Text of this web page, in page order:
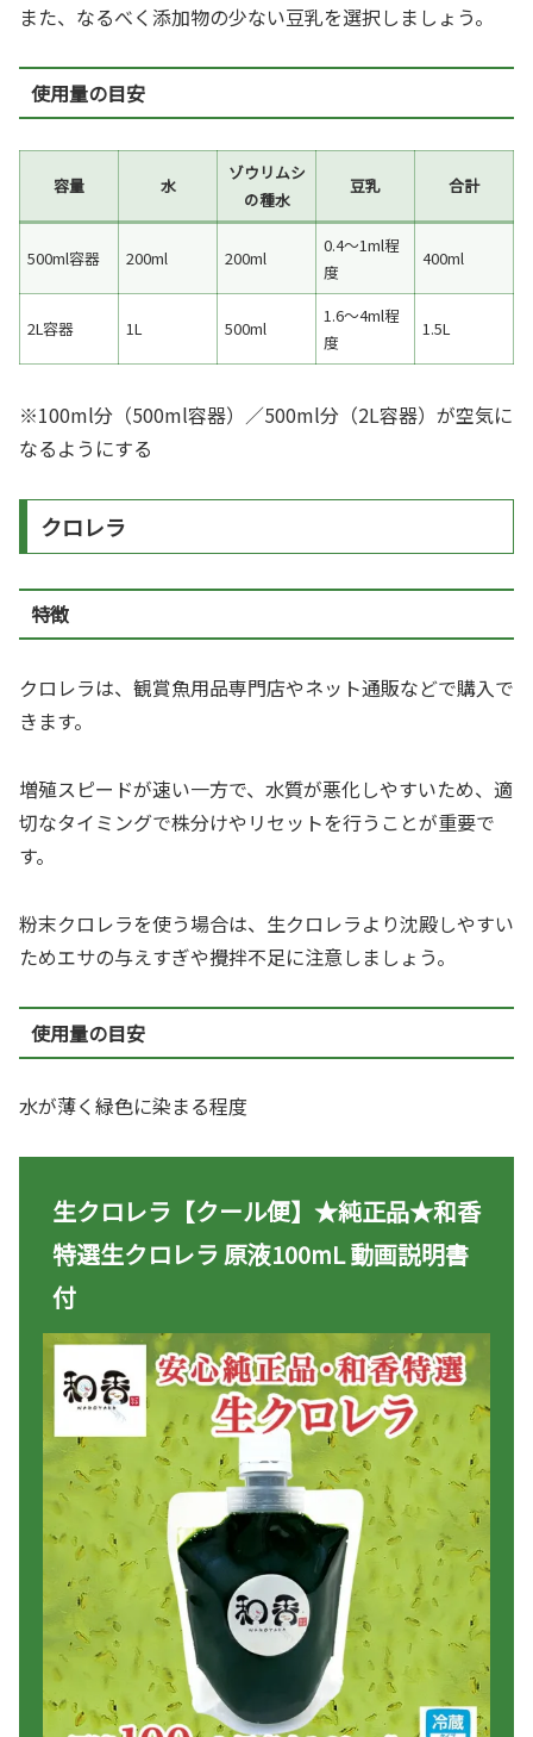
また、なるべく添加物の少ない豆乳を選択しましょう。
使用量の目安
容量 水
ゾウリムシ
の種水
豆乳 合計
500ml容器 200ml 200ml
0.4～1ml程
度
400ml
2L容器 1L 500ml
1.6～4ml程
度
1.5L
※100ml分（500ml容器）／500ml分（2L容器）が空気に
なるようにする
クロレラ
特徴
クロレラは、観賞魚用品専門店やネット通販などで購入で
きます。
増殖スピードが速い一方で、水質が悪化しやすいため、適
切なタイミングで株分けやリセットを行うことが重要で
す。
粉末クロレラを使う場合は、生クロレラより沈殿しやすい
ためエサの与えすぎや攪拌不足に注意しましょう。
使用量の目安
水が薄く緑色に染まる程度
生クロレラ【クール便】★純正品★和香
特選生クロレラ 原液100mL 動画説明書
付